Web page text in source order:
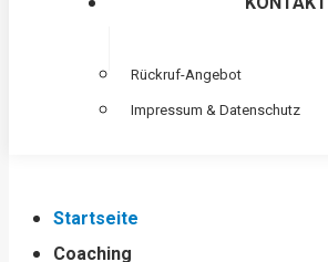
Rückruf-Angebot
Impressum & Datenschutz
Startseite
Coaching